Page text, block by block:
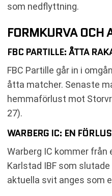
som nedflyttning.
FORMKURVA OCH
FBC PARTILLE: ÅTTA
FBC Partille går in i
åtta matcher. Senaste
hemmaförlust mot
27).
WARBERG IC: EN
Warberg IC kommer
Karlstad IBF som
aktuella svit anges som